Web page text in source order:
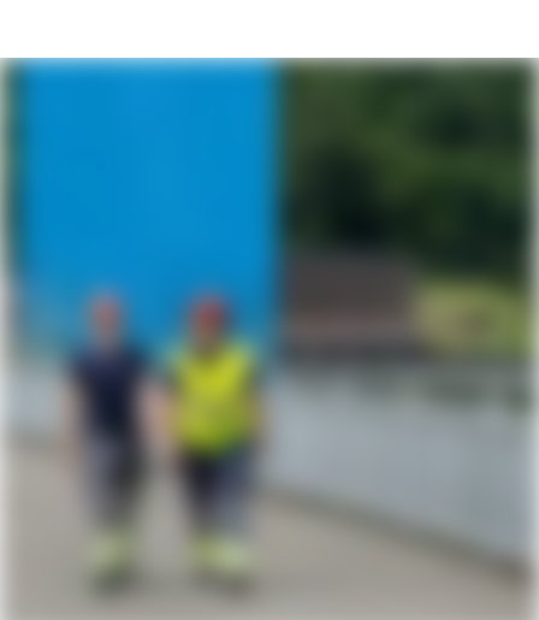
Karriereseite und Stellenangebote –